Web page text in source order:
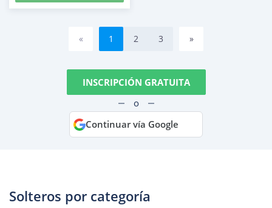
« 1 2 3 »
INSCRIPCIÓN GRATUITA
o
Continuar vía Google
Solteros por categoría